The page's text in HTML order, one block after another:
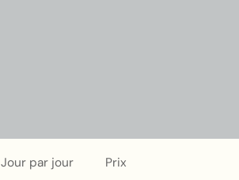
Jour par jour Prix